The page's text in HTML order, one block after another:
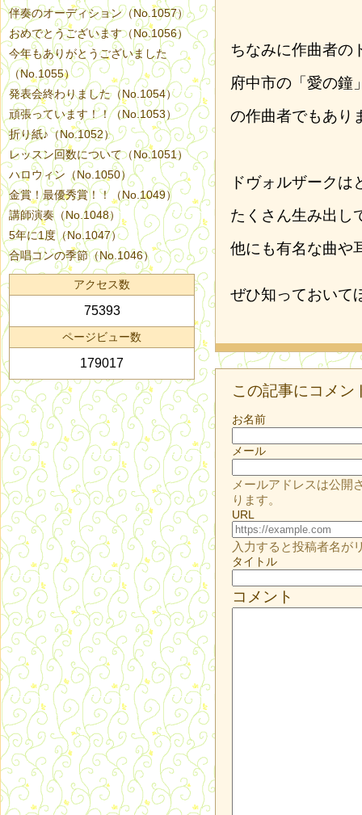
ちなみに作曲者の
府中市の「愛の鐘
の作曲者でもあり
ドヴォルザークは
たくさん生み出し
他にも有名な曲や
ぜひ知っておいて
この記事にコメン
お名前
メール
メールアドレスは公開
ります。
URL
入力すると投稿者名が
タイトル
コメント
伴奏のオーディション（No.1057）
おめでとうございます（No.1056）
今年もありがとうございました
（No.1055）
発表会終わりました（No.1054）
頑張っています！！（No.1053）
折り紙♪（No.1052）
レッスン回数について（No.1051）
ハロウィン（No.1050）
金賞！最優秀賞！！（No.1049）
講師演奏（No.1048）
5年に1度（No.1047）
合唱コンの季節（No.1046）
アクセス数
75393
ページビュー数
179017